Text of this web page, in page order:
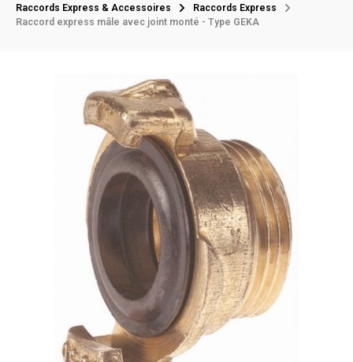
Raccords Express & Accessoires
Raccords Express
Raccord express mâle avec joint monté - Type GEKA